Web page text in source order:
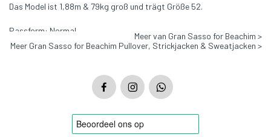
Das Model ist 1,88m & 79kg groß und trägt Größe 52.
Passform: Normal
Farbe: Marine - 598
Meer van Gran Sasso for Beachim >
Meer Gran Sasso for Beachim Pullover, Strickjacken & Sweatjacken >